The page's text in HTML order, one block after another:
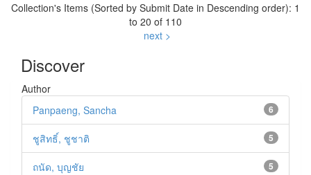
Collection's Items (Sorted by Submit Date in Descending order): 1
to 20 of 110
next >
Discover
Author
6
Panpaeng, Sancha
5
ชูสิทธิ์, ชูชาติ
5
ถนัด, บุญชัย